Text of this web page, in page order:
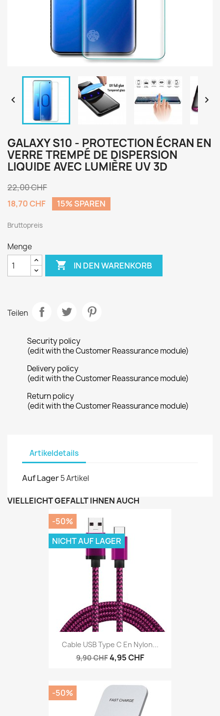
 
GALAXY S10 - PROTECTION ÉCRAN EN
VERRE TREMPÉ DE DISPERSION
LIQUIDE AVEC LUMIÈRE UV 3D
22,00 CHF
18,70 CHF
15% SPAREN
Bruttopreis
Menge
 IN DEN WARENKORB
Teilen
Security policy
(edit with the Customer Reassurance module)
Delivery policy
(edit with the Customer Reassurance module)
Return policy
(edit with the Customer Reassurance module)
Artikeldetails
Auf Lager5 Artikel
VIELLEICHT GEFÄLLT IHNEN AUCH
Cable USB Type C En Nylon...
9,90 CHF4,95 CHF
-50%
NICHT AUF LAGER
-50%